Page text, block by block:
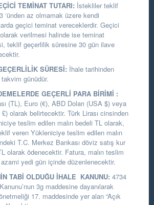
TEMİNAT TUTARI: İstekliler teklif
‘ünden az olmamak üzere kendi
geçici teminat vereceklerdir. Geçici
verilmesi halinde ise teminat
teklif geçerlilik süresine 30 gün ilave
SÜRESİ: İhale tarihinden
günüdür.
GEÇERLİ PARA BİRİMİ :
(TL), Euro (€), ABD Doları (USA $) veya
olarak belirtecektir. Türk Lirası cinsinden
teslim edilen malın bedeli TL olarak,
veren Yükleniciye teslim edilen malın
T.C. Merkez Bankası döviz satış kur
olarak ödenecektir. Fatura, malın teslim
yedi gün içinde düzenlenecektir.
TABİ OLDUĞU İHALE KANUNU: 4734
3g maddesine dayanılarak
17. maddesinde yer alan “Açık